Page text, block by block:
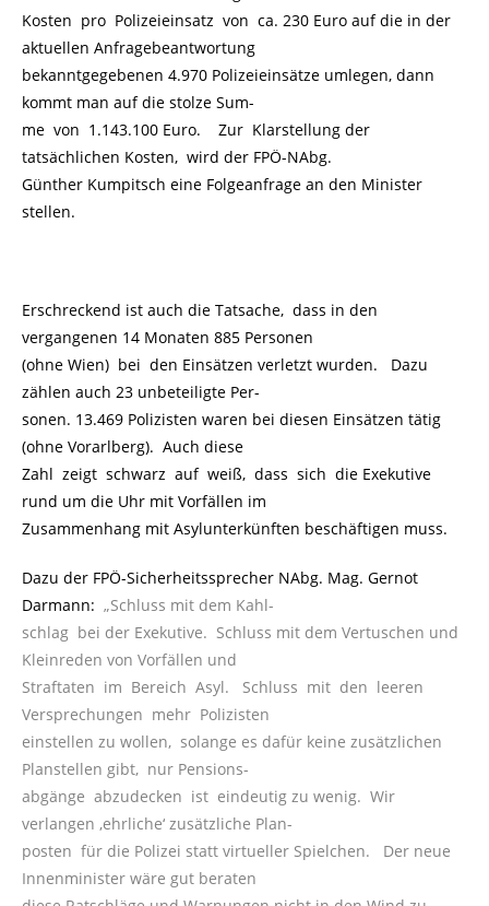
Kosten pro Polizeieinsatz von ca. 230 Euro auf die in der
aktuellen Anfragebeantwortung
bekanntgegebenen 4.970 Polizeieinsätze umlegen, dann
kommt man auf die stolze Sum-
me von 1.143.100 Euro. Zur Klarstellung der
tatsächlichen Kosten, wird der FPÖ-NAbg.
Günther Kumpitsch eine Folgeanfrage an den Minister
stellen.
Erschreckend ist auch die Tatsache, dass in den
vergangenen 14 Monaten 885 Personen
(ohne Wien) bei den Einsätzen verletzt wurden. Dazu
zählen auch 23 unbeteiligte Per-
sonen. 13.469 Polizisten waren bei diesen Einsätzen tätig
(ohne Vorarlberg). Auch diese
Zahl zeigt schwarz auf weiß, dass sich die Exekutive
rund um die Uhr mit Vorfällen im
Zusammenhang mit Asylunterkünften beschäftigen muss.
Dazu der FPÖ-Sicherheitssprecher NAbg. Mag. Gernot
Darmann: „Schluss mit dem Kahl-
schlag bei der Exekutive. Schluss mit dem Vertuschen und
Kleinreden von Vorfällen und
Straftaten im Bereich Asyl. Schluss mit den leeren
Versprechungen mehr Polizisten
einstellen zu wollen, solange es dafür keine zusätzlichen
Planstellen gibt, nur Pensions-
abgänge abzudecken ist eindeutig zu wenig. Wir
verlangen ‚ehrliche‘ zusätzliche Plan-
posten für die Polizei statt virtueller Spielchen. Der neue
Innenminister wäre gut beraten